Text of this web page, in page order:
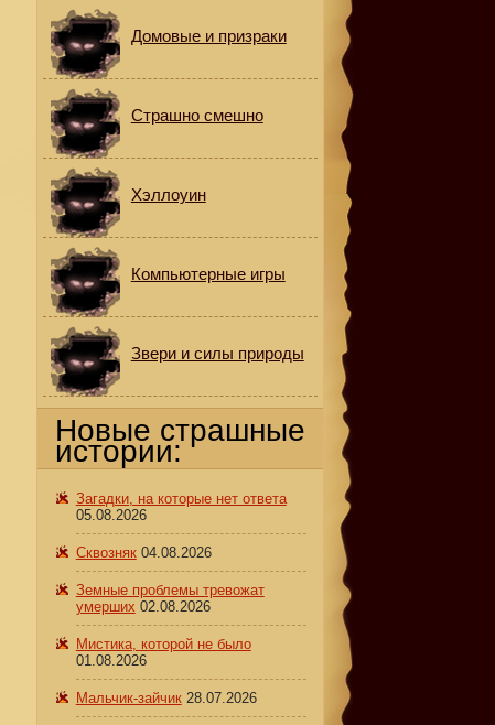
Домовые и призраки
Страшно смешно
Хэллоуин
Компьютерные игры
Звери и силы природы
Новые страшные
истории:
Загадки, на которые нет ответа
05.08.2026
Сквозняк 04.08.2026
Земные проблемы тревожат
умерших 02.08.2026
Мистика, которой не было
01.08.2026
Мальчик-зайчик 28.07.2026